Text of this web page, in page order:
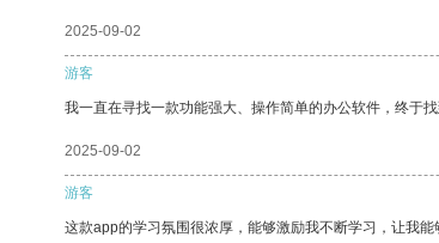
2025-09-02
游客
我一直在寻找一款功能强大、操作简单的办公软件，终于
2025-09-02
游客
这款app的学习氛围很浓厚，能够激励我不断学习，让我能